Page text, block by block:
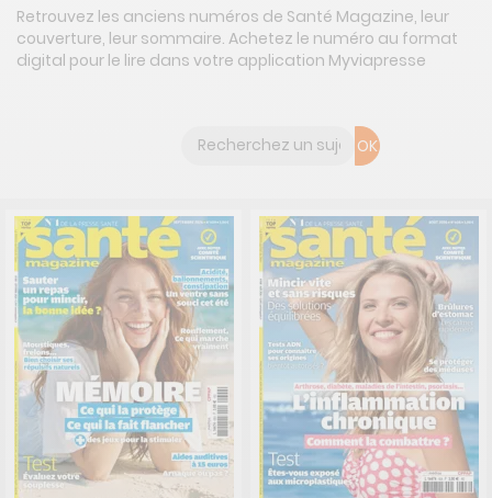
Retrouvez les anciens numéros de Santé Magazine, leur
couverture, leur sommaire. Achetez le numéro au format
digital pour le lire dans votre application Myviapresse
OK